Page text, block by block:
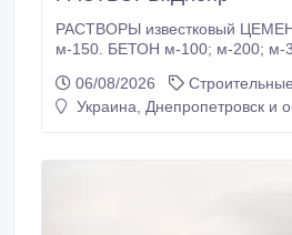
РАСТВОРЫ известковый
м-150. БЕТОН м-100; м-200; м-
отвальный отсев бут кирпич
чернозём ВСЁ С ДОСТАВКОЙ
ГИДРОМОЛОТ
06/08/2026
Украина, Днепропетровск и